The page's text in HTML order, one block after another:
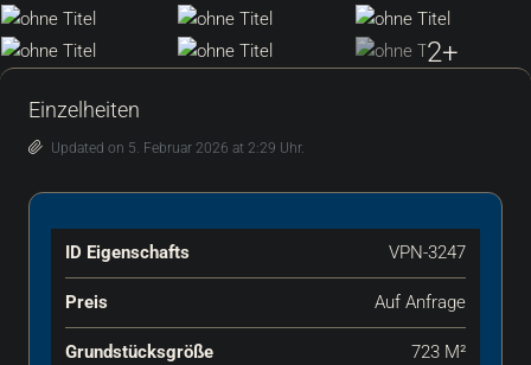
2+
Einzelheiten
Updated on 5. Februar 2026 at 2:29 Uhr.
ID Eigenschafts VPN-3247
Preis Auf Anfrage
Grundstücksgröße 723 M²